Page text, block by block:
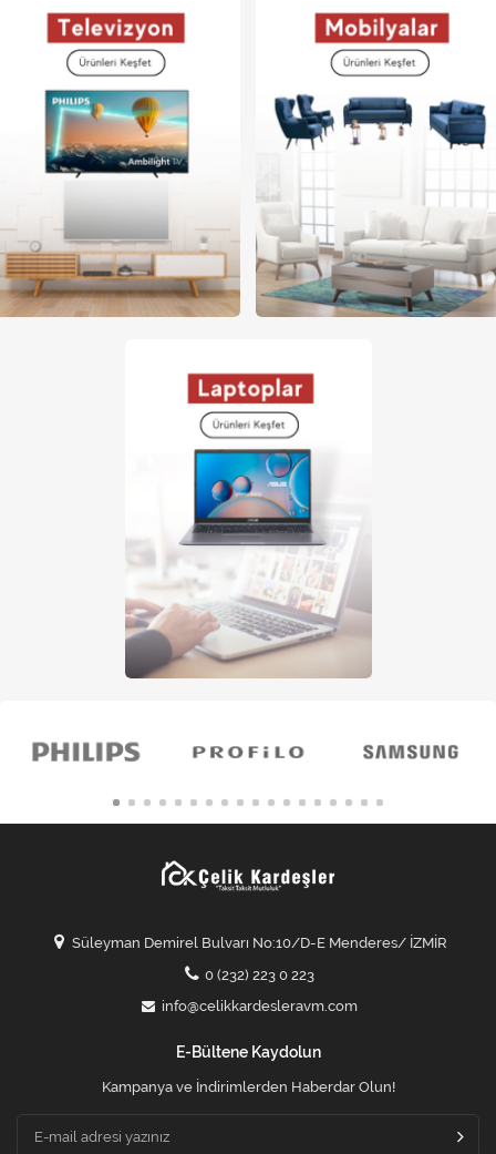
Süleyman Demirel Bulvarı No:10/D-E Menderes/ İZMİR
0 (232) 223 0 223
info@celikkardesleravm.com
E-Bültene Kaydolun
Kampanya ve İndirimlerden Haberdar Olun!